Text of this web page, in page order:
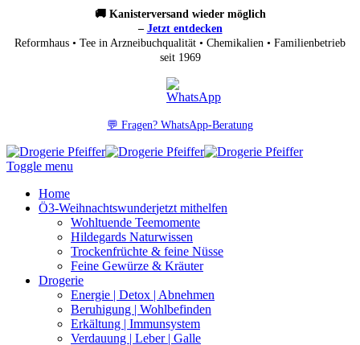
🚚 Kanisterversand wieder möglich
– Jetzt entdecken
Reformhaus • Tee in Arzneibuchqualität • Chemikalien • Familienbetrieb
seit 1969
💬 Fragen? WhatsApp-Beratung
Toggle menu
Home
Ö3-Weihnachtswunderjetzt mithelfen
Wohltuende Teemomente
Hildegards Naturwissen
Trockenfrüchte & feine Nüsse
Feine Gewürze & Kräuter
Drogerie
Energie | Detox | Abnehmen
Beruhigung | Wohlbefinden
Erkältung | Immunsystem
Verdauung | Leber | Galle